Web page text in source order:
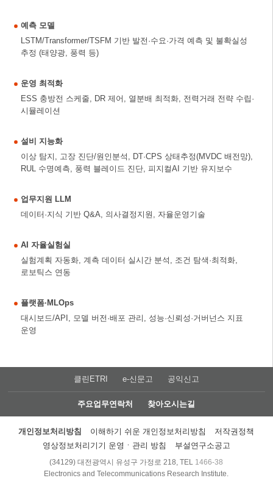
예측 모델
LSTM/Transformer/TSFM 기반 발전·수요·가격 예측 및 불확실성
추정 (태양광, 풍력 등)
운영 최적화
ESS 충방전 스케줄, DR 제어, 열분배 최적화, 전력거래 전략 수립·
시뮬레이션
설비 지능화
이상 탐지, 고장 진단/원인분석, DT·CPS 상태추정(MVDC 배전망),
RUL 수명예측, 풍력 블레이드 진단, 피지컬AI 기반 유지보수
업무지원 LLM
데이터·지식 기반 Q&A, 의사결정지원, 자율운영기술
AI 자율실험실
실험계획 자동화, 계측 데이터 실시간 분석, 조건 탐색·최적화,
로보틱스 연동
플랫폼·MLOps
대시보드/API, 모델 버전·배포 관리, 성능·신뢰성·거버넌스 지표
운영
클린ETRI e-신문고 공익신고
주요업무연락처 찾아오시는길
개인정보처리방침 이해하기 쉬운 개인정보처리방침
저작권정책
영상정보처리기기 운영ㆍ관리 방침
부설연구소공고
(34129) 대전광역시 유성구 가정로 218, TEL 1466-38
Electronics and Telecommunications Research Institute.